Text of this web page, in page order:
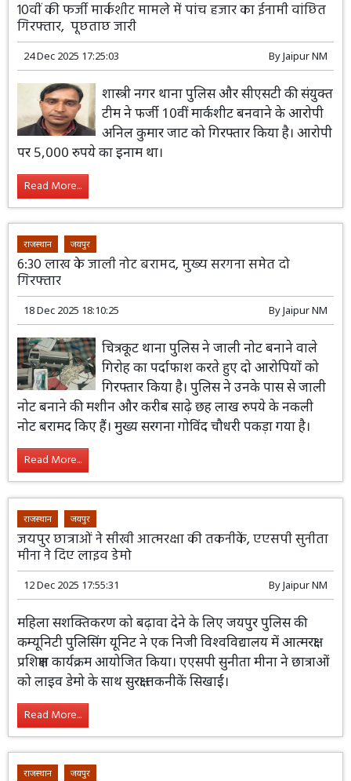
राजस्थान जयपुर
10वीं की फर्जी मार्कशीट मामले में पांच हजार का ईनामी वांछित
गिरफ्तार, पूछताछ जारी
24 Dec 2025 17:25:03 ByJaipur NM
शास्त्री नगर थाना पुलिस और सीएसटी की संयुक्त
टीम ने फर्जी 10वीं मार्कशीट बनवाने के आरोपी
अनिल कुमार जाट को गिरफ्तार किया है। आरोपी
पर 5,000 रुपये का इनाम था।
Read More...
राजस्थान जयपुर
6:30 लाख के जाली नोट बरामद, मुख्य सरगना समेत दो
गिरफ्तार
18 Dec 2025 18:10:25 ByJaipur NM
चित्रकूट थाना पुलिस ने जाली नोट बनाने वाले
गिरोह का पर्दाफाश करते हुए दो आरोपियों को
गिरफ्तार किया है। पुलिस ने उनके पास से जाली
नोट बनाने की मशीन और करीब साढ़े छह लाख रुपये के नकली
नोट बरामद किए हैं। मुख्य सरगना गोविंद चौधरी पकड़ा गया है।
Read More...
राजस्थान जयपुर
जयपुर छात्राओं ने सीखी आत्मरक्षा की तकनीकें, एएसपी सुनीता
मीना ने दिए लाइव डेमो
12 Dec 2025 17:55:31 ByJaipur NM
महिला सशक्तिकरण को बढ़ावा देने के लिए जयपुर पुलिस की
कम्यूनिटी पुलिसिंग यूनिट ने एक निजी विश्वविद्यालय में आत्मरक्षा
प्रशिक्षण कार्यक्रम आयोजित किया। एएसपी सुनीता मीना ने छात्राओं
को लाइव डेमो के साथ सुरक्षा तकनीकें सिखाईं।
Read More...